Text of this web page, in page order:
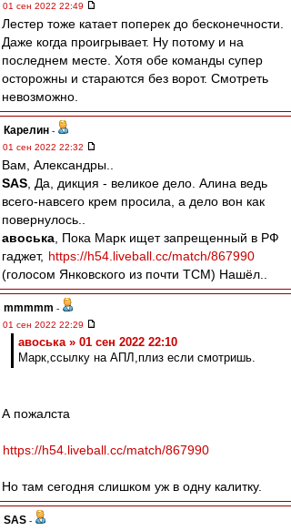
01 сен 2022 22:49
Лестер тоже катает поперек до бесконечности.
Даже когда проигрывает. Ну потому и на
последнем месте. Хотя обе команды супер
осторожны и стараются без ворот. Смотреть
невозможно.
Карелин -
01 сен 2022 22:32
Вам, Александры..
SAS , Да, дикция - великое дело. Алина ведь
всего-навсего крем просила, а дело вон как
повернулось..
авоська , Пока Марк ищет запрещенный в РФ
гаджет, https://h54.liveball.cc/match/867990
(голосом Янковского из почти ТСМ) Нашёл..
mmmmm -
01 сен 2022 22:29
авоська » 01 сен 2022 22:10
Марк,ссылку на АПЛ,плиз если смотришь.
А пожалста
https://h54.liveball.cc/match/867990
Но там сегодня слишком уж в одну калитку.
SAS -